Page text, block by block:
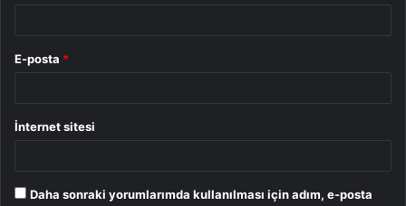
E-posta *
İnternet sitesi
Daha sonraki yorumlarımda kullanılması için adım, e-posta